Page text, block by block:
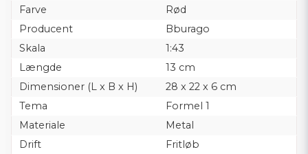
Farve
Rød
Producent
Bburago
Skala
1:43
Længde
13 cm
Dimensioner (L x B x H)
28 x 22 x 6 cm
Tema
Formel 1
Materiale
Metal
Drift
Fritløb